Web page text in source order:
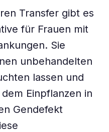
Transfer gibt es
für Frauen mit
Sie
unbehandelten
lassen und
Einpflanzen in
Gendefekt